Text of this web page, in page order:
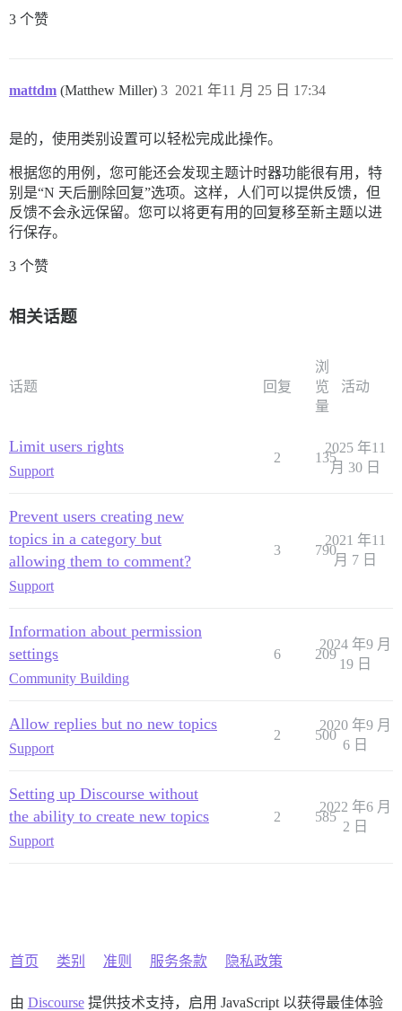
3 个赞
mattdm (Matthew Miller) 2021 年11 月 25 日 17:34
3
是的，使用类别设置可以轻松完成此操作。
根据您的用例，您可能还会发现主题计时器功能很有用，特
别是“N 天后删除回复”选项。这样，人们可以提供反馈，但
反馈不会永远保留。您可以将更有用的回复移至新主题以进
行保存。
3 个赞
相关话题
话题 回复
浏
览
量
活动
Limit users rights
Support
2 135
2025 年11
月 30 日
Prevent users creating new
topics in a category but
allowing them to comment?
Support
3 790
2021 年11
月 7 日
Information about permission
settings
Community Building
6 209
2024 年9 月
19 日
Allow replies but no new topics
Support
2 500
2020 年9 月
6 日
Setting up Discourse without
the ability to create new topics
Support
2 585
2022 年6 月
2 日
首页 类别 准则 服务条款 隐私政策
由 Discourse提供技术支持，启用 JavaScript 以获得最佳体验